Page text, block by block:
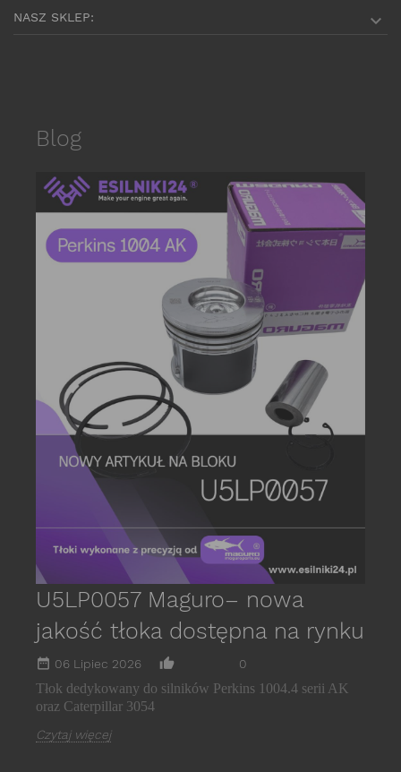
NASZ SKLEP: 
Blog
U5LP0057 Maguro– nowa
jakość tłoka dostępna na rynku
date_range 06 Lipiec 2026 thumb_up_alt 0
Tłok dedykowany do silników Perkins 1004.4 serii AK
oraz Caterpillar 3054
Czytaj więcej